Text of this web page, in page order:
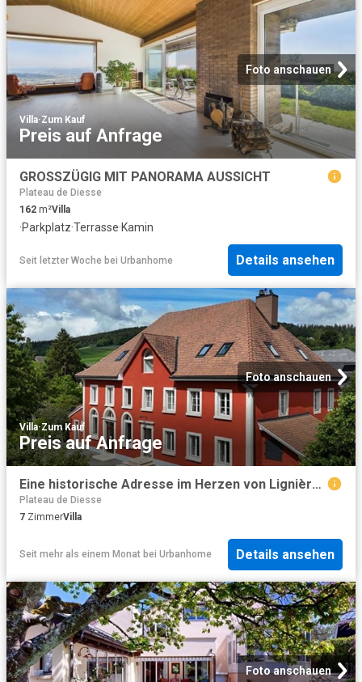
Foto anschauen
Villa·Zum Kauf
Preis auf Anfrage
GROSSZÜGIG MIT PANORAMA AUSSICHT
Plateau de Diesse
162 m²Villa
·Parkplatz·Terrasse·Kamin
Seit letzter Woche bei Urbanhome Details ansehen
Foto anschauen
Villa·Zum Kauf
Preis auf Anfrage
Eine historische Adresse im Herzen von Lignières
Plateau de Diesse
7 ZimmerVilla
Seit mehr als einem Monat bei Urbanhome Details ansehen
Foto anschauen